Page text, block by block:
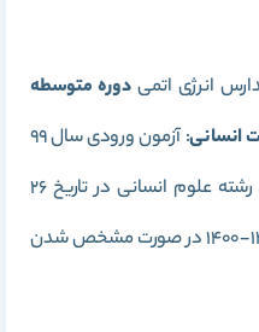
دوره متوسطه
انسانی
: آزمون ورودی سال 99
دانش آموزان پایه نهم متقاضی رشته علوم انسانی در تاریخ 26
خردادماه برگزار شد. برای سال 1401-1400 در صورت مشخص شدن